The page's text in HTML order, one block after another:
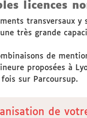
licences
transversaux
très grande
de
proposées à
fois sur Parcoursup.
de